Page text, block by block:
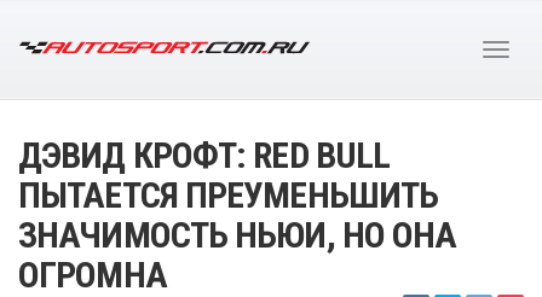
ДЭВИД КРОФТ: RED BULL
ПЫТАЕТСЯ ПРЕУМЕНЬШИТЬ
ЗНАЧИМОСТЬ НЬЮИ, НО ОНА
ОГРОМНА